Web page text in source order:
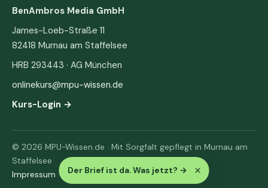
Der Brief ist da. Was jetzt? → ×
BenAmbros Media GmbH
James-Loeb-Straße 11
82418 Murnau am Staffelsee
HRB 293443 · AG München
onlinekurs@mpu-wissen.de
Kurs-Login →
© 2026 MPU-Wissen.de · Mit Sorgfalt gepflegt in Murnau am
Staffelsee
Impressum · Datenschutz & AGB